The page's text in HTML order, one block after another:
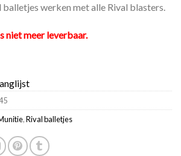
werken met alle Rival blasters.
niet meer leverbaar.
,Rival balletjes